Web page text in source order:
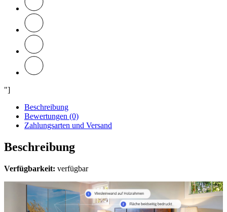
"]
Beschreibung
Bewertungen (0)
Zahlungsarten und Versand
Beschreibung
Verfügbarkeit: verfügbar